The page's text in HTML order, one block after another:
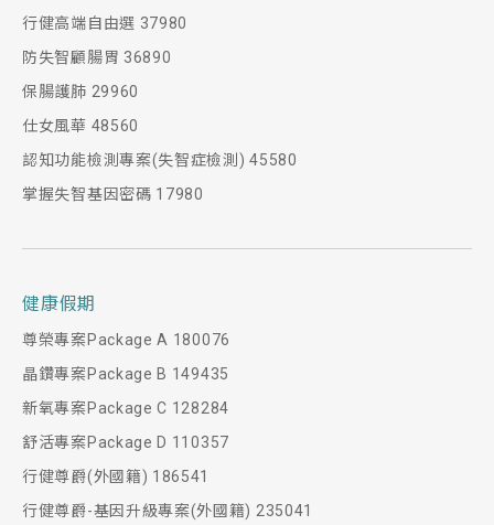
行健高端自由選 37980
防失智顧腸胃 36890
保腸護肺 29960
仕女風華 48560
認知功能檢測專案(失智症檢測) 45580
掌握失智基因密碼 17980
健康假期
尊榮專案Package A 180076
晶鑽專案Package B 149435
新氧專案Package C 128284
舒活專案Package D 110357
行健尊爵(外國籍) 186541
行健尊爵-基因升級專案(外國籍) 235041